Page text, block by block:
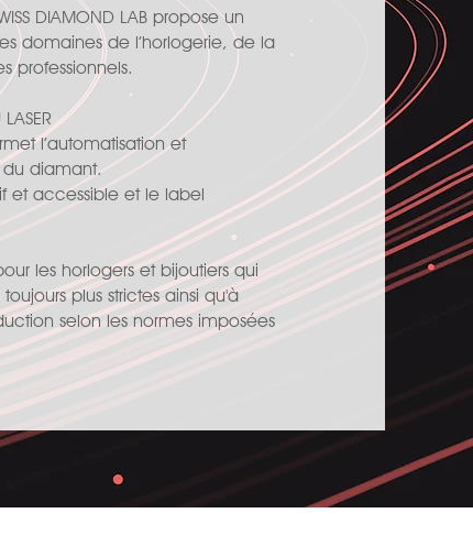
DIAMOND LAB propose un
domaines de l’horlogerie, de la
professionnels.
l’automatisation et
diamant.
et accessible et le label
les horlogers et bijoutiers qui
plus strictes ainsi qu'à
selon les normes imposées